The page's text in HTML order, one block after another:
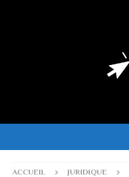
ACCUEIL JURIDIQUE